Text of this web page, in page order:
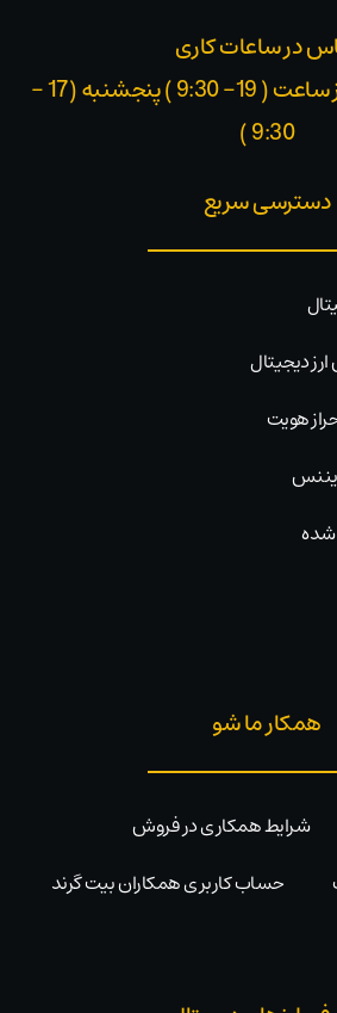
در ساعات کاری
شنبه تا چهارشنبه از ساعت ( 19- 9:30 ) پنجشنبه (17 -
9:30 )​
دسترسی سریع
دیجیتال
هویت
شده
همکار ما شو
شرایط همکاری در فروش
حساب کاربری همکاران بیت گرند